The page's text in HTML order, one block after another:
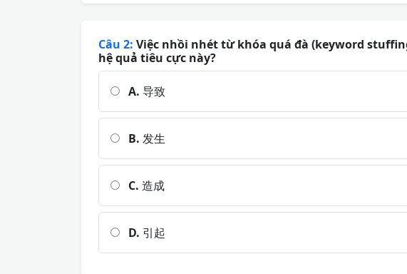
Câu 2: Việc nhồi nhét từ khóa quá đà (keyword
hệ quả tiêu cực này?
A. 导致
B. 发生
C. 造成
D. 引起